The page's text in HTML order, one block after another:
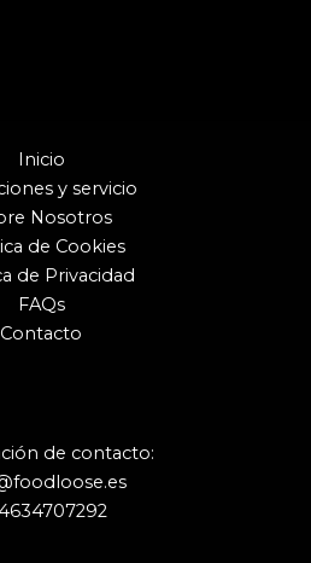
Inicio
y servicio
Nosotros
de Cookies
de Privacidad
FAQs
Contacto
de contacto: